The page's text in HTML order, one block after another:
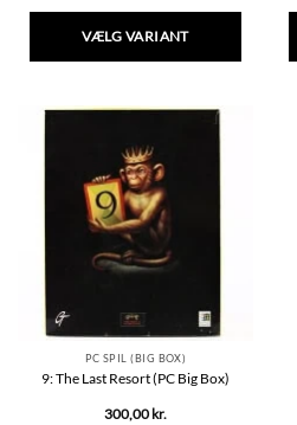
VÆLG VARIANT
varianter.
Mulighederne
kan
vælges
på
varesiden
PC SPIL (BIG BOX)
9: The Last Resort (PC Big Box)
300,00 kr.